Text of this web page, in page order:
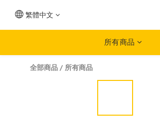
繁體中文
所有商品
全部商品 / 所有商品